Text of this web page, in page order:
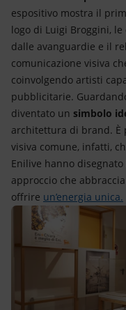
espositivo mostra il
logo di Luigi Broggini,
dalle avanguardie e il
comunicazione visiva
coinvolgendo artisti
pubblicitarie.
diventato un simbolo
architettura di brand.
visiva comune, infatti,
Enilive hanno
approccio che
offrire un’energia unica.